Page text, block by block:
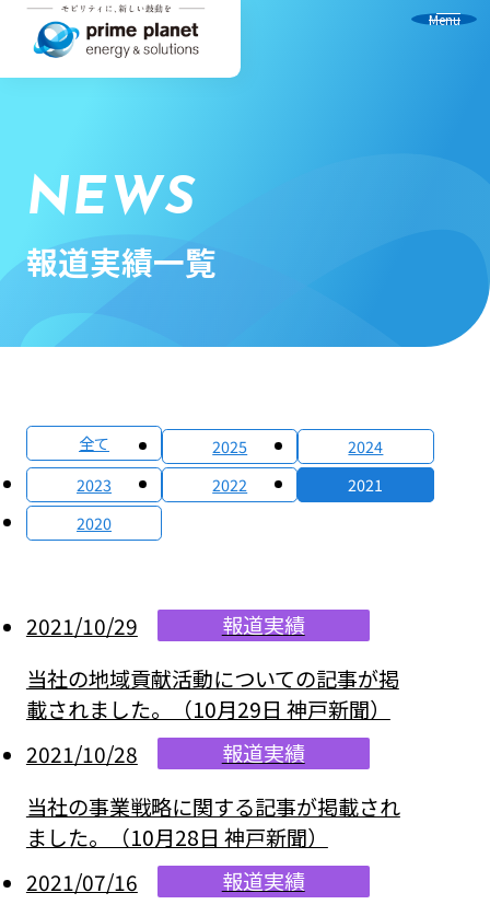
Menu
NEWS
報道実績一覧
全て 2025
2024
2023
2022
2021
2020
2021/10/29
報道実績
当社の地域貢献活動についての記事が掲
載されました。（10月29日 神戸新聞）
2021/10/28
報道実績
当社の事業戦略に関する記事が掲載され
ました。（10月28日 神戸新聞）
2021/07/16
報道実績